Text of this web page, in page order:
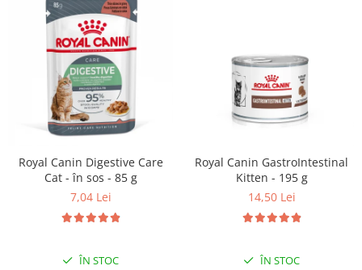
Royal Canin Digestive Care
Cat - în sos - 85 g
7,04 Lei
ÎN STOC
Royal Canin GastroIntestinal
Kitten - 195 g
14,50 Lei
ÎN STOC